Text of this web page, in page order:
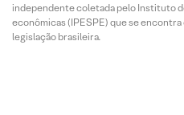
independente coletada pelo Instituto
econômicas (IPESPE) que se
legislação brasileira.